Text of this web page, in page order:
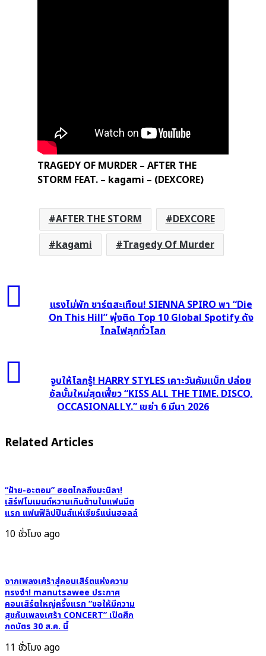
TRAGEDY OF MURDER – AFTER THE
STORM FEAT. – kagami – (DEXCORE)
AFTER THE STORM
DEXCORE
kagami
Tragedy Of Murder
ไม่
พัก
SPIRO
พา
“Die
Hill”
Top
10
Global
Spotify
ไฟ
ลุก
ทั่ว
โลก
แรงไม่พัก ชาร์ตสะเทือน! SIENNA SPIRO พา “Die
On This Hill” พุ่งติด Top 10 Global Spotify ดัง
ไกลไฟลุกทั่วโลก
ให้
โลก
STYLES
เคาะ
แบ็ก
ปล่อย
ใหม่
“KISS
ALL
THE
TIME.
OCCASIONALLY.”
จูบให้โลกรู้! HARRY STYLES เคาะวันคัมแบ็ก ปล่อย
อัลบั้มใหม่สุดเฟี้ยว “KISS ALL THE TIME. DISCO,
OCCASIONALLY.” เขย่า 6 มีนา 2026
Related Articles
“ฝ้าย-อะตอม” ฮอตไกลถึงมะนิลา!
เสิร์ฟโมเมนต์หวานเกินต้านในแฟนมีต
แรก แฟนฟิลิปปินส์แห่เชียร์แน่นฮอลล์
10 ชั่วโมง ago
จากเพลงเศร้าสู่คอนเสิร์ตแห่งความ
ทรงจำ! manutsawee ประกาศ
คอนเสิร์ตใหญ่ครั้งแรก “ขอให้มีความ
สุขกับเพลงเศร้า CONCERT” เปิดศึก
กดบัตร 30 ส.ค. นี้
11 ชั่วโมง ago